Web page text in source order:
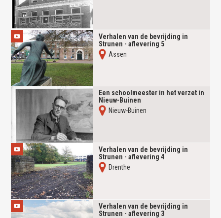
Verhalen van de bevrijding in
Strunen - aflevering 5
Assen
Een schoolmeester in het verzet in
Nieuw-Buinen
Nieuw-Buinen
Verhalen van de bevrijding in
Strunen - aflevering 4
Drenthe
Verhalen van de bevrijding in
Strunen - aflevering 3